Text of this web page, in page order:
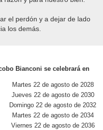
el perdón y a dejar de lado
los demás.
Bianconi se celebrará en
Martes 22 de agosto de 2028
Jueves 22 de agosto de 2030
Domingo 22 de agosto de 2032
Martes 22 de agosto de 2034
Viernes 22 de agosto de 2036